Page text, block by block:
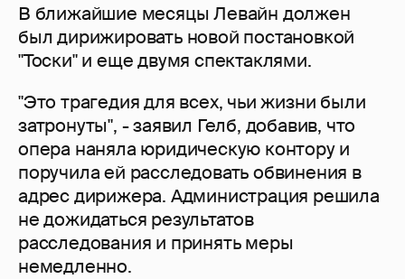
В ближайшие месяцы Левайн должен
был дирижировать новой постановкой
"Тоски" и еще двумя спектаклями.
"Это трагедия для всех, чьи жизни были
затронуты", - заявил Гелб, добавив, что
опера наняла юридическую контору и
поручила ей расследовать обвинения в
адрес дирижера. Администрация решила
не дожидаться результатов
расследования и принять меры
немедленно.